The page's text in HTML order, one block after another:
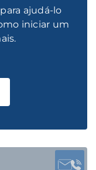
ajudá-lo
iniciar um